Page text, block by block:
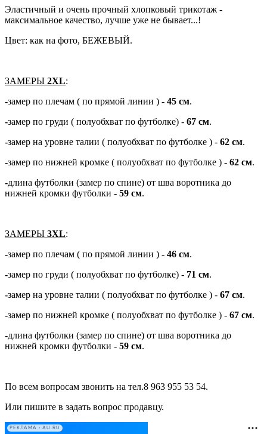
Эластичный и очень прочный хлопковый трикотаж -
максимальное качество, лучше уже не бывает...!
Цвет: как на фото, БЕЖЕВЫЙ.
ЗАМЕРЫ 2ХL:
-замер по плечам ( по прямой линии ) - 45 см.
-замер по груди ( полуобхват по футболке) - 67 см.
-замер на уровне талии ( полуобхват по футболке ) - 62 см.
-замер по нижней кромке ( полуобхват по футболке ) - 62 см.
-длина футболки (замер по спине) от шва воротника до
нижней кромки футболки - 59 см.
ЗАМЕРЫ 3ХL:
-замер по плечам ( по прямой линии ) - 46 см.
-замер по груди ( полуобхват по футболке) - 71 см.
-замер на уровне талии ( полуобхват по футболке ) - 67 см.
-замер по нижней кромке ( полуобхват по футболке ) - 67 см.
-длина футболки (замер по спине) от шва воротника до
нижней кромки футболки - 59 см.
По всем вопросам звонить на тел.8 963 955 53 54.
Или пишите в задать вопрос продавцу.
РЕКЛАМА • AU.RU